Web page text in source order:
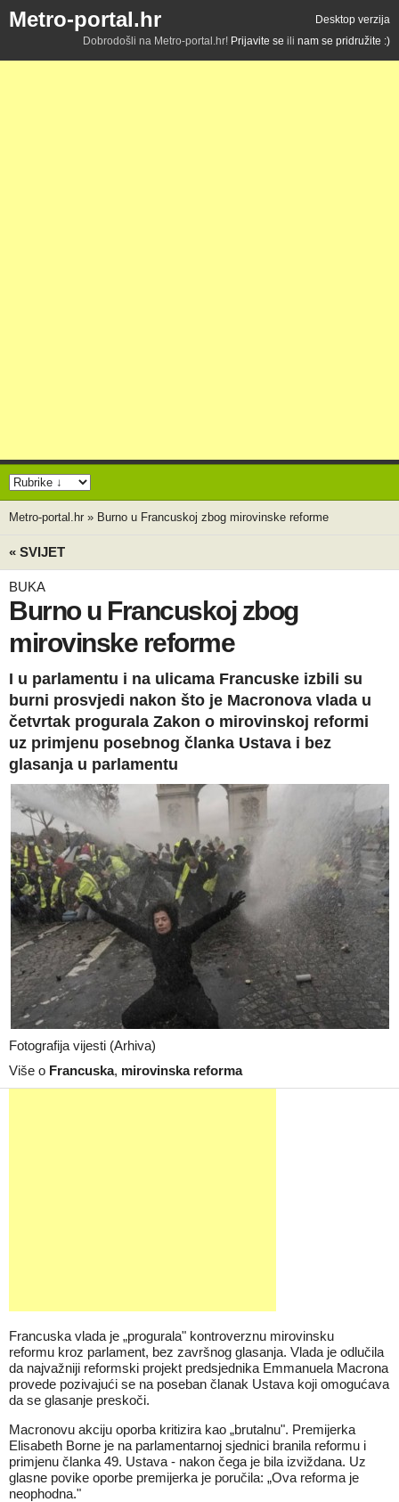
Metro-portal.hr
Desktop verzija
Dobrodošli na Metro-portal.hr! Prijavite se ili nam se pridružite :)
Metro-portal.hr » Burno u Francuskoj zbog mirovinske reforme
« SVIJET
BUKA
Burno u Francuskoj zbog
mirovinske reforme
I u parlamentu i na ulicama Francuske izbili su
burni prosvjedi nakon što je Macronova vlada u
četvrtak progurala Zakon o mirovinskoj reformi
uz primjenu posebnog članka Ustava i bez
glasanja u parlamentu
Fotografija vijesti (Arhiva)
Više o Francuska, mirovinska reforma
Francuska vlada je „progurala" kontroverznu mirovinsku
reformu kroz parlament, bez završnog glasanja. Vlada je odlučila
da najvažniji reformski projekt predsjednika Emmanuela Macrona
provede pozivajući se na poseban članak Ustava koji omogućava
da se glasanje preskoči.
Macronovu akciju oporba kritizira kao „brutalnu". Premijerka
Elisabeth Borne je na parlamentarnoj sjednici branila reformu i
primjenu članka 49. Ustava - nakon čega je bila izviždana. Uz
glasne povike oporbe premijerka je poručila: „Ova reforma je
neophodna."